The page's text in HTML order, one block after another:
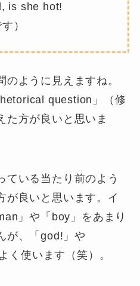
is she hot!
）
ように見えますね。
question 」（ 修
た方が良いと思いま
ている当たり前のよう
が良いと思います。イ
」や「boy」をあまり
が、「god!」や
く使います（笑）。